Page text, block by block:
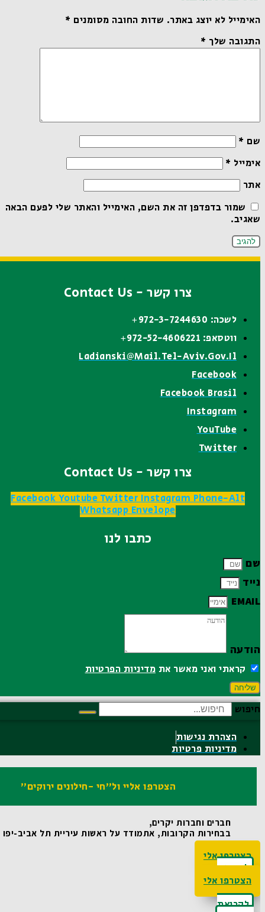
האימייל לא יוצג באתר.שדות החובה מסומנים*
התגובה שלך*
שם*
אימייל*
אתר
שמור בדפדפן זה את השם, האימייל והאתר שלי לפעם הבאה
שאגיב.
צרו קשר - Contact Us
לשכה: 972-3-7244630+
ווטסאפ: 972-52-4606221+
Ladianski@mail.tel-Aviv.gov.il
Facebook
Facebook Brasil
Instagram
YouTube
Twitter
צרו קשר - Contact Us
FacebookYoutubeTwitterInstagramPhone-Alt
WhatsappEnvelope
כתבו לנו
שם
נייד
EMAIL
הודעה
קראתי ואני מאשר אתמדיניות הפרטיות
שליחה
חיפוש
הצהרת נגישות
מדיניות פרטיות
הצטרפו אליי ול"חי -חילונים ירוקים"
חברים וחברות יקרים,
בבחירות הקרובות, אתמודד על ראשות עיריית תל אביב-יפו
הצטרפו אלי
לקריאת
האג'נדה
הצטרפו אלי
לקריאת